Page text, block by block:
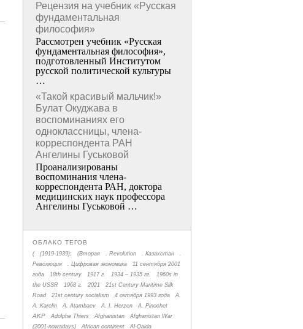
Рецензия на учебник «Русская
фундаментальная
философия»
Рассмотрен учебник «Русская
фундаментальная философия»,
подготовленный Институтом
русской политической культуры
…
«Такой красивый мальчик!»
Булат Окуджава в
воспоминаниях его
одноклассницы, члена-
корреспондента РАН
Ангелины Гуськовой
Проанализированы
воспоминания члена­
корреспондента РАН, доктора
медицинских наук профессора
Ангелины Гуськовой …
ОБЛАКО ТЕГОВ
( (1919-1939); (Вторая . Revolution . Казахстан
.
Революция
. Цифровая экономика
11 сентября 2001
года
18th century 1917 г. 1934 – 1935 гг.
1960s in
the USSR
1968 г. 2021
21st Century Maritime Silk
Road
21st century socialism 4 октября 1993 года
A.
A. Karelin
A. Atambaev A. I. Herzen A. Pinochet
AKP Adolphe Thiers Afghanistan
Afghanistan War
(2001-nowadays)
African continent
Al-Qaida